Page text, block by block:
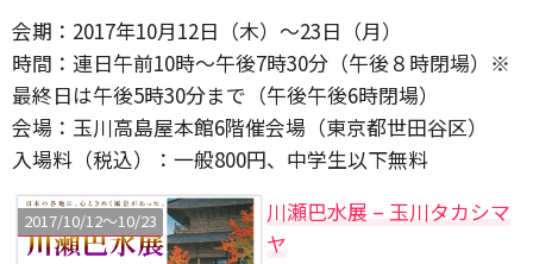
会期：2017年10月12日（木）～23日（月）
時間：連日午前10時～午後7時30分（午後８時閉場）※
最終日は午後5時30分まで（午後午後6時閉場）
会場：玉川高島屋本館6階催会場（東京都世田谷区）
入場料（税込）：一般800円、中学生以下無料
2017/10/12〜10/23
川瀬巴水展 – 玉川タカシマ
ヤ